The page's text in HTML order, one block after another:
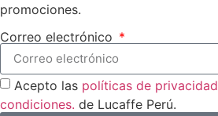
promociones.
Correo electrónico
Acepto las políticas de privacidad
condiciones. de Lucaffe Perú.